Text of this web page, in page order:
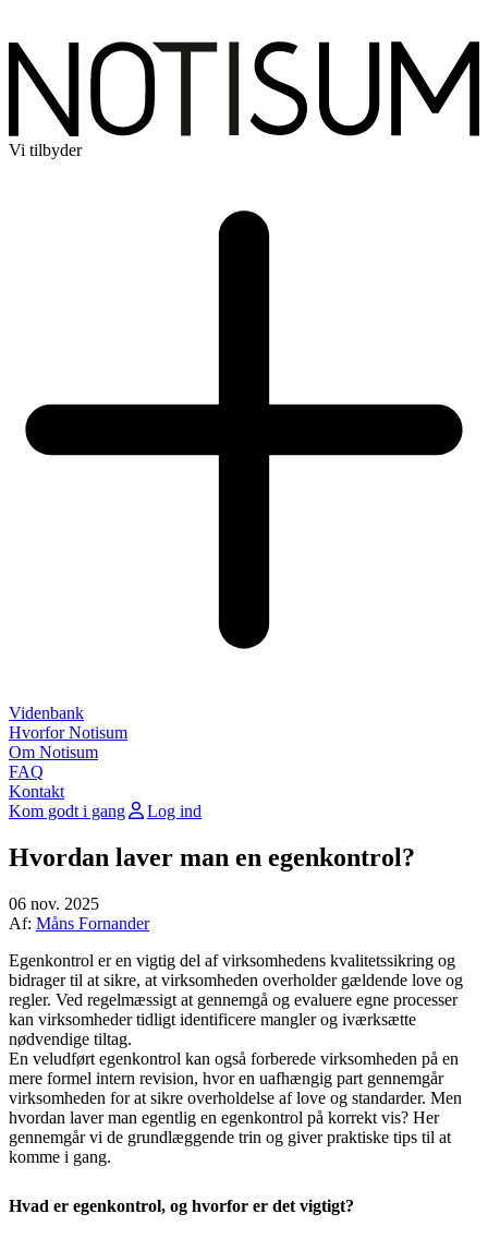
Vi tilbyder
Videnbank
Hvorfor Notisum
Om Notisum
FAQ
Kontakt
Kom godt i gang
Log ind
Hvordan laver man en egenkontrol?
06 nov. 2025
Af: Måns Fornander
Egenkontrol er en vigtig del af virksomhedens kvalitetssikring og
bidrager til at sikre, at virksomheden overholder gældende love og
regler. Ved regelmæssigt at gennemgå og evaluere egne processer
kan virksomheder tidligt identificere mangler og iværksætte
nødvendige tiltag.
En veludført egenkontrol kan også forberede virksomheden på en
mere formel intern revision, hvor en uafhængig part gennemgår
virksomheden for at sikre overholdelse af love og standarder. Men
hvordan laver man egentlig en egenkontrol på korrekt vis? Her
gennemgår vi de grundlæggende trin og giver praktiske tips til at
komme i gang.
Hvad er egenkontrol, og hvorfor er det vigtigt?